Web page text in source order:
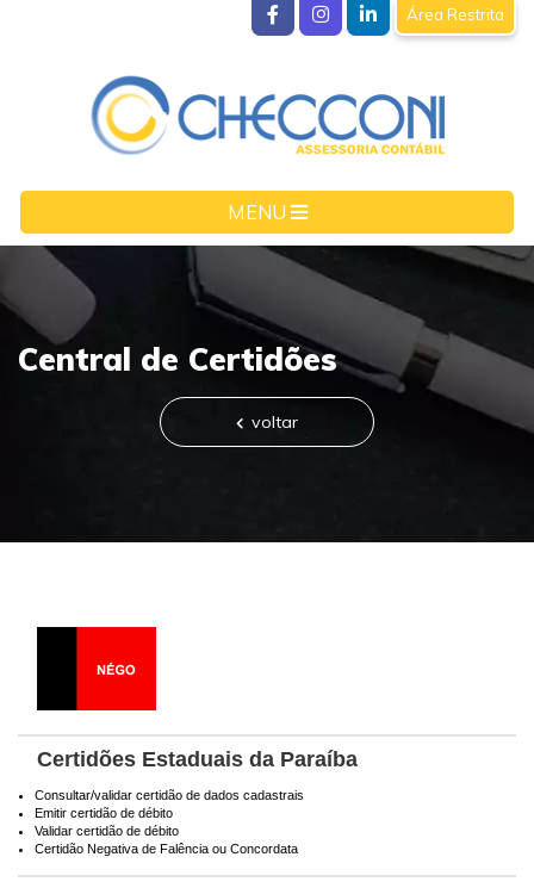
MENU
Área Restrita
Central de Certidões
voltar
Certidões Estaduais da Paraíba
Consultar/validar certidão de dados cadastrais
Emitir certidão de débito
Validar certidão de débito
Certidão Negativa de Falência ou Concordata